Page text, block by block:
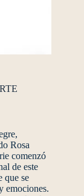
Rosa
comenzó
de este
que se
emociones.